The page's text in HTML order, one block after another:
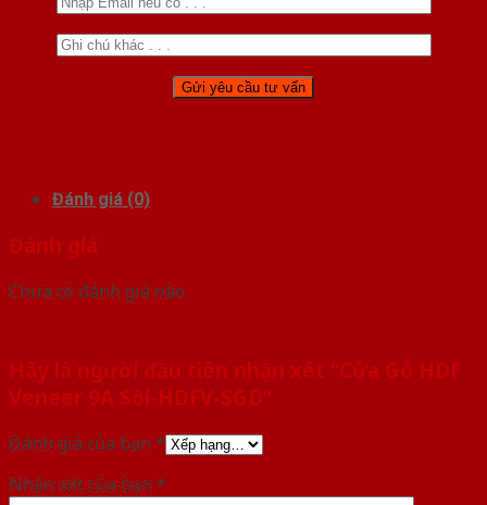
Đánh giá (0)
Đánh giá
Chưa có đánh giá nào.
Hãy là người đầu tiên nhận xét “Cửa Gỗ HDF
Veneer 9A Sồi-HDFV-SGD”
Đánh giá của bạn *
Nhận xét của bạn *